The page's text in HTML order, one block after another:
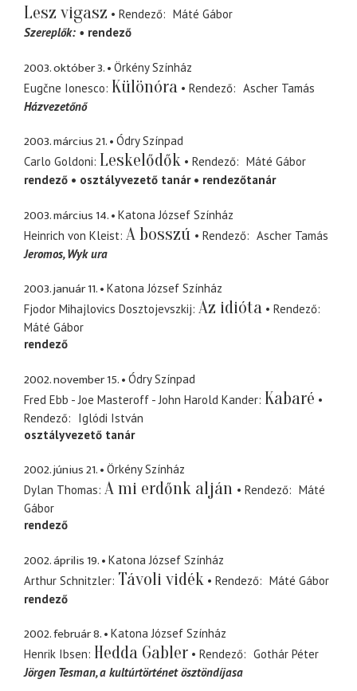
Lesz vigasz Rendező
Máté Gábor
Szereplők:
rendező
2003. október 3.
Örkény Színház
Eugčne Ionesco Különóra Rendező
Ascher Tamás
Házvezetőnő
2003. március 21.
Ódry Színpad
Carlo Goldoni Leskelődők Rendező
Máté Gábor
rendező
osztályvezető tanár rendezőtanár
2003. március 14.
Katona József Színház
Heinrich von Kleist A bosszú Rendező
Ascher Tamás
Jeromos Wyk ura
2003. január 11.
Katona József Színház
Fjodor Mihajlovics Dosztojevszkij Az idióta
Rendező
Máté Gábor
rendező
2002. november 15.
Ódry Színpad
Fred Ebb - Joe Masteroff - John Harold Kander Kabaré
Rendező
Iglódi István
osztályvezető tanár
2002. június 21.
Örkény Színház
Dylan Thomas A mi erdőnk alján Rendező
Máté
Gábor
rendező
2002. április 19.
Katona József Színház
Arthur Schnitzler Távoli vidék Rendező
Máté Gábor
rendező
2002. február 8.
Katona József Színház
Henrik Ibsen Hedda Gabler Rendező
Gothár Péter
Jörgen Tesman a kultúrtörténet ösztöndíjasa